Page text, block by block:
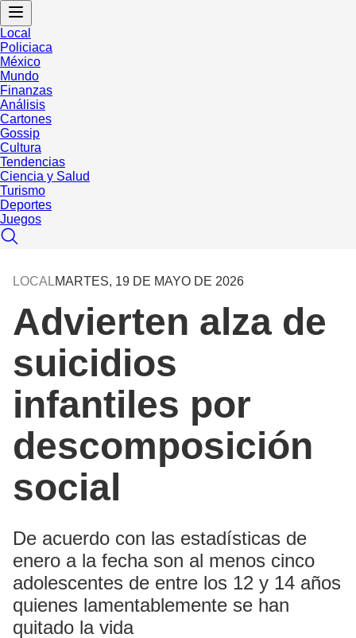
Local
Policiaca
México
Mundo
Finanzas
Análisis
Cartones
Gossip
Cultura
Tendencias
Ciencia y Salud
Turismo
Deportes
Juegos
LOCALMARTES, 19 DE MAYO DE 2026
Advierten alza de
suicidios
infantiles por
descomposición
social
De acuerdo con las estadísticas de
enero a la fecha son al menos cinco
adolescentes de entre los 12 y 14 años
quienes lamentablemente se han
quitado la vida